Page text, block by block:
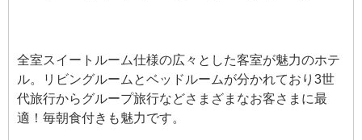
全室スイートルーム仕様の広々とした客室が魅力のホテ
ル。リビングルームとベッドルームが分かれており3世
代旅行からグループ旅行などさまざまなお客さまに最
適！毎朝食付きも魅力です。